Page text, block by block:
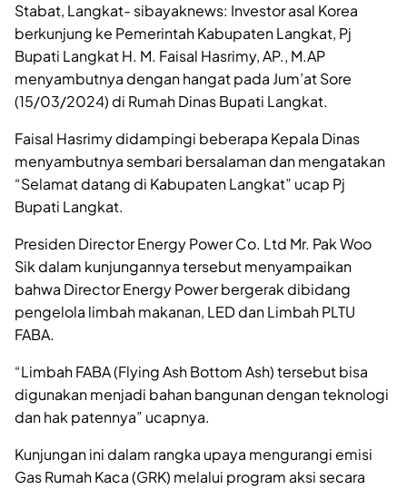
Stabat, Langkat- sibayaknews: Investor asal Korea
berkunjung ke Pemerintah Kabupaten Langkat, Pj
Bupati Langkat H. M. Faisal Hasrimy, AP., M.AP
menyambutnya dengan hangat pada Jum’at Sore
(15/03/2024) di Rumah Dinas Bupati Langkat.
Faisal Hasrimy didampingi beberapa Kepala Dinas
menyambutnya sembari bersalaman dan mengatakan
“Selamat datang di Kabupaten Langkat” ucap Pj
Bupati Langkat.
Presiden Director Energy Power Co. Ltd Mr. Pak Woo
Sik dalam kunjungannya tersebut menyampaikan
bahwa Director Energy Power bergerak dibidang
pengelola limbah makanan, LED dan Limbah PLTU
FABA.
“Limbah FABA (Flying Ash Bottom Ash) tersebut bisa
digunakan menjadi bahan bangunan dengan teknologi
dan hak patennya” ucapnya.
Kunjungan ini dalam rangka upaya mengurangi emisi
Gas Rumah Kaca (GRK) melalui program aksi secara